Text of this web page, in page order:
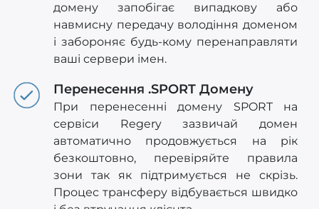
домену запобігає випадкову або
навмисну передачу володіння доменом
і забороняє будь-кому перенаправляти
ваші сервери імен.
Перенесення .SPORT Домену
При перенесенні домену SPORT на
сервіси Regery зазвичай домен
автоматично продовжується на рік
безкоштовно, перевіряйте правила
зони так як підтримується не скрізь.
Процес трансферу відбувається швидко